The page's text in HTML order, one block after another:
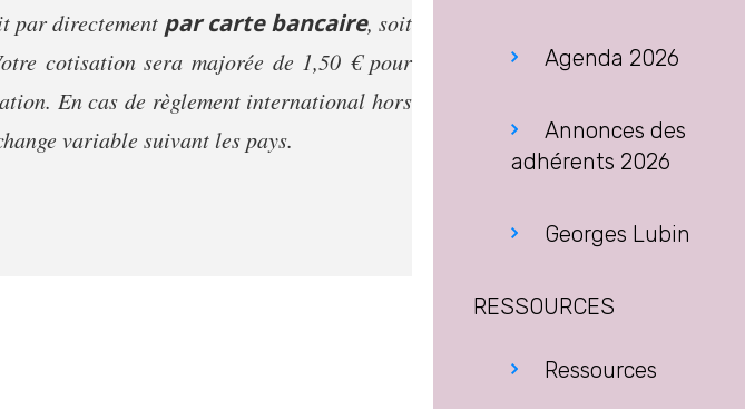
par directement par carte bancaire, soit
cotisation sera majorée de 1,50 € pour
En cas de règlement international hors
variable suivant les pays.
Agenda 2026
Annonces des
adhérents 2026
Georges Lubin
RESSOURCES
Ressources